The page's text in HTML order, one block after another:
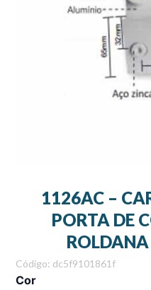
1126AC –
PORTA DE
Código: dc5f9101861f
Cor
1126AC